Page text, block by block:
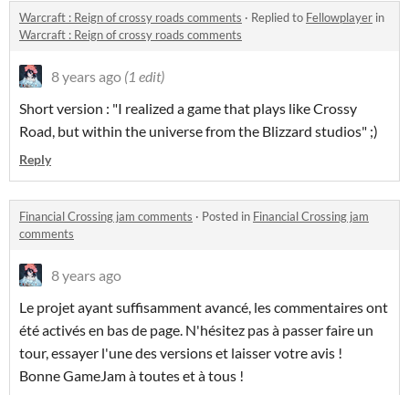
Warcraft : Reign of crossy roads comments · Replied to Fellowplayer in
Warcraft : Reign of crossy roads comments
8 years ago (1 edit)
Short version : "I realized a game that plays like Crossy
Road, but within the universe from the Blizzard studios" ;)
Reply
Financial Crossing jam comments · Posted in Financial Crossing jam
comments
8 years ago
Le projet ayant suffisamment avancé, les commentaires ont
été activés en bas de page. N'hésitez pas à passer faire un
tour, essayer l'une des versions et laisser votre avis !
Bonne GameJam à toutes et à tous !